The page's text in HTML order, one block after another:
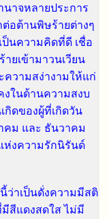
าจหลายประการ
อต้านพิษร้ายต่างๆ
ป็นความคิดที่ดี เชื่อ
ยเข้ามาวนเวียน
วามสง่างามให้แก่
งในด้านความสงบ
กิดของผู้ที่เกิดวัน
คม และ ธันวาคม
งความรักนิรันด์
ว่าเป็นดั่งความมีสติ
สีแดงสดใส ไม่มี